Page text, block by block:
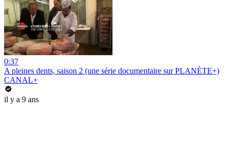
0:37
A pleines dents, saison 2 (une série documentaire sur PLANÈTE+)
CANAL+
il y a 9 ans